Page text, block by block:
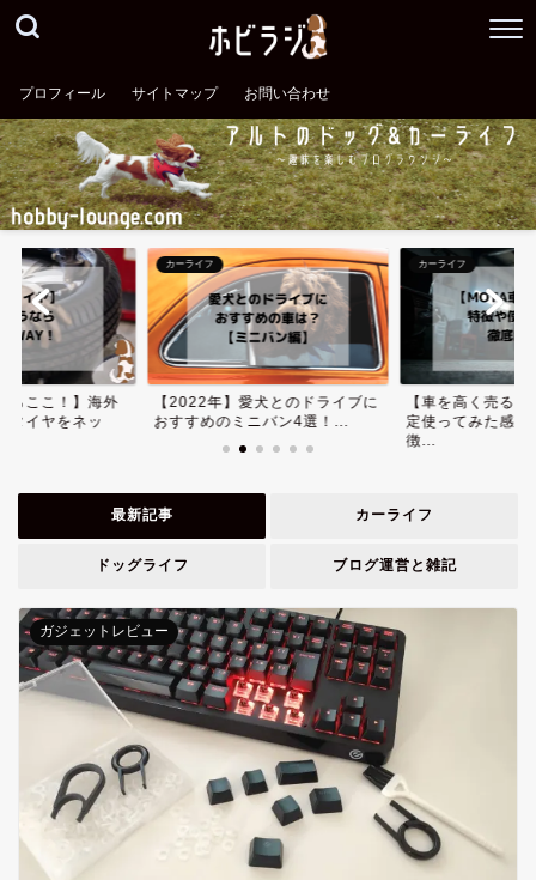
プロフィール サイトマップ お問い合わせ
らここ！】海外
タイヤをネッ
カーライフ
【2022年】愛犬とのドライブに
おすすめのミニバン4選！...
カーライフ
【車を高く売る
定使ってみた感想
徴...
最新記事 カーライフ
ドッグライフ ブログ運営と雑記
ガジェットレビュー